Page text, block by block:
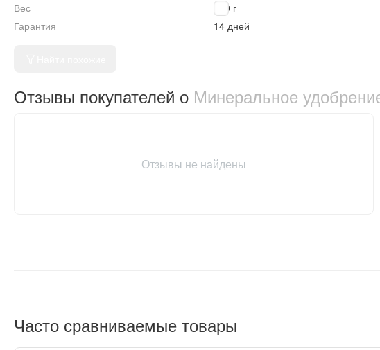
Вес
250 г
Гарантия
14 дней
Отзывы покупателей о Минеральное
Отзывы не найдены
Часто сравниваемые товары